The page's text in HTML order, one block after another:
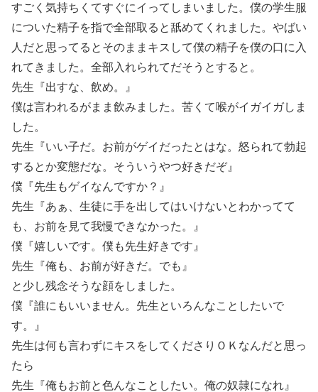
すごく気持ちくてすぐにイってしまいました。僕の学生服
についた精子を指で全部取ると舐めてくれました。やばい
人だと思ってるとそのままキスして僕の精子を僕の口に入
れてきました。全部入れられてだそうとすると。
先生『出すな、飲め。』
僕は言われるがまま飲みました。苦くて喉がイガイガしま
した。
先生『いい子だ。お前がゲイだったとはな。怒られて勃起
するとか変態だな。そういうやつ好きだぞ』
僕『先生もゲイなんですか？』
先生『あぁ、生徒に手を出してはいけないとわかってて
も、お前を見て我慢できなかった。』
僕『嬉しいです。僕も先生好きです』
先生『俺も、お前が好きだ。でも』
と少し残念そうな顔をしました。
僕『誰にもいいません。先生といろんなことしたいで
す。』
先生は何も言わずにキスをしてくださりＯＫなんだと思っ
たら
先生『俺もお前と色んなことしたい。俺の奴隷になれ』